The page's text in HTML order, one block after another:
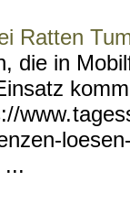
Ratten
die in
www.
...